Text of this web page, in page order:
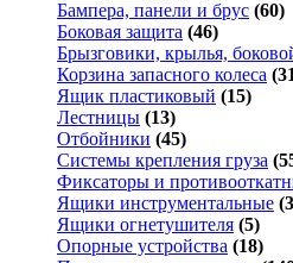
Бампера, панели и брус (60)
Боковая защита (46)
Брызговики, крылья,
Корзина запасного колеса
Ящик пластиковый (15)
Лестницы (13)
Отбойники (45)
Системы крепления груза
Фиксаторы и
Ящики инструментальные
Ящики огнетушителя (5)
Опорные устройства (18)